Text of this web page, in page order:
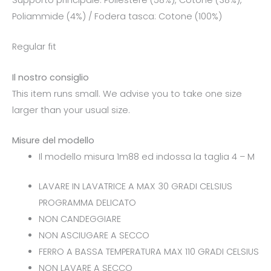
Poliammide (4%) / Fodera tasca: Cotone (100%)
Regular fit
Il nostro consiglio
This item runs small. We advise you to take one size
larger than your usual size.
Misure del modello
Il modello misura 1m88 ed indossa la taglia 4 – M
LAVARE IN LAVATRICE A MAX 30 GRADI CELSIUS
PROGRAMMA DELICATO
NON CANDEGGIARE
NON ASCIUGARE A SECCO
FERRO A BASSA TEMPERATURA MAX 110 GRADI CELSIUS
NON LAVARE A SECCO